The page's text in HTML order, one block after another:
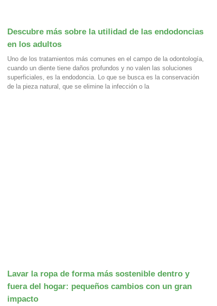
Descubre más sobre la utilidad de las endodoncias
en los adultos
Uno de los tratamientos más comunes en el campo de la odontología,
cuando un diente tiene daños profundos y no valen las soluciones
superficiales, es la endodoncia. Lo que se busca es la conservación
de la pieza natural, que se elimine la infección o la
Lavar la ropa de forma más sostenible dentro y
fuera del hogar: pequeños cambios con un gran
impacto